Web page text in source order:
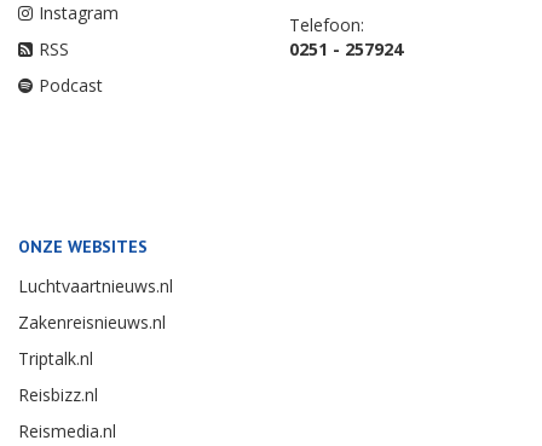
Instagram
RSS
Podcast
Telefoon:
0251 - 257924
ONZE WEBSITES
Luchtvaartnieuws.nl
Zakenreisnieuws.nl
Triptalk.nl
Reisbizz.nl
Reismedia.nl